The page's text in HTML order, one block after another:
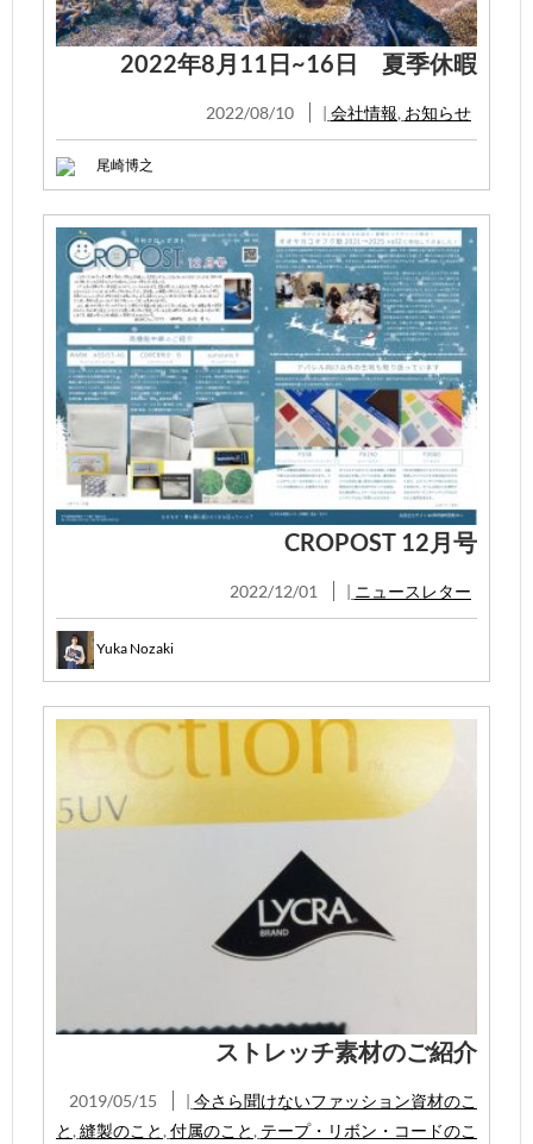
2022年8月11日~16日 夏季休暇
2022/08/10 | 会社情報, お知らせ
尾崎博之
CROPOST 12月号
2022/12/01 | ニュースレター
Yuka Nozaki
ストレッチ素材のご紹介
2019/05/15 | 今さら聞けないファッション資材のこ
と , 縫製のこと , 付属のこと , テープ・リボン・コードのこ